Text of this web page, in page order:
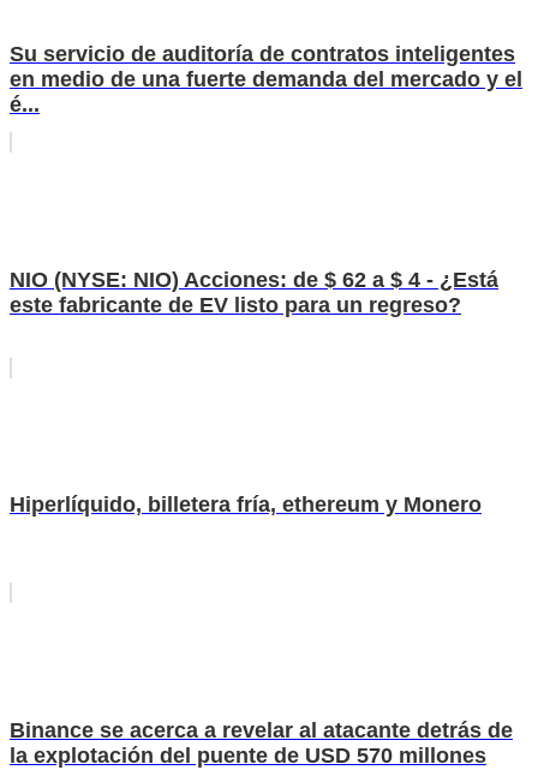
Su servicio de auditoría de contratos inteligentes
en medio de una fuerte demanda del mercado y el
é...
NIO (NYSE: NIO) Acciones: de $ 62 a $ 4 - ¿Está
este fabricante de EV listo para un regreso?
Hiperlíquido, billetera fría, ethereum y Monero
Binance se acerca a revelar al atacante detrás de
la explotación del puente de USD 570 millones